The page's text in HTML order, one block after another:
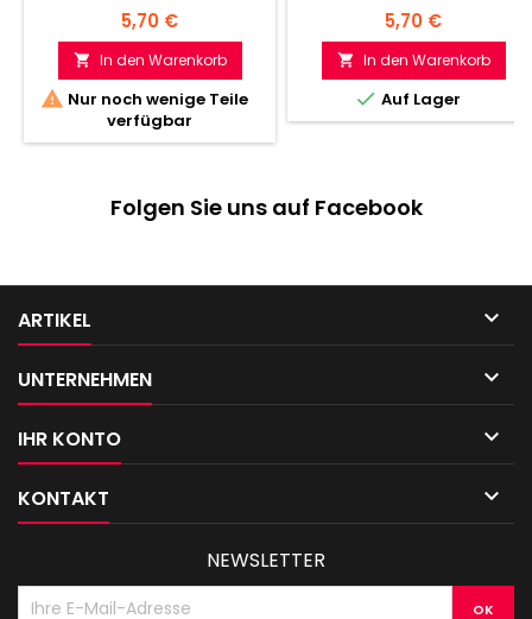
Preis
5,70 €
 In den Warenkorb
 Nur noch wenige Teile
verfügbar
Preis
5,70 €
 In den Warenkorb
 Auf Lager
Folgen Sie uns auf Facebook
ARTIKEL 
UNTERNEHMEN 
IHR KONTO 
KONTAKT 
NEWSLETTER